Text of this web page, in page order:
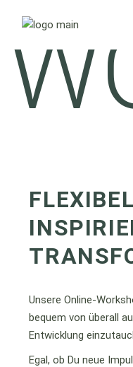
Unsere Online-
bequem von überall
Entwicklung
Egal, ob Du neue